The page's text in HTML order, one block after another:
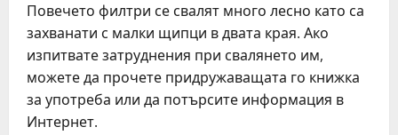
Повечето филтри се свалят много лесно като са
захванати с малки щипци в двата края. Ако
изпитвате затруднения при свалянето им,
можете да прочете придружаващата го книжка
за употреба или да потърсите информация в
Интернет.